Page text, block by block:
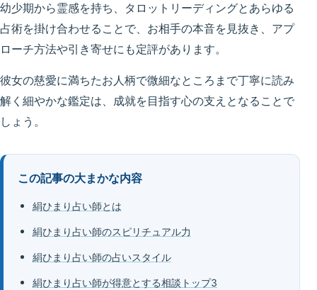
幼少期から霊感を持ち、タロットリーディングとあらゆる
占術を掛け合わせることで、お相手の本音を見抜き、アプ
ローチ方法や引き寄せにも定評があります。
彼女の慈愛に満ちたお人柄で微細なところまで丁寧に読み
解く細やかな鑑定は、成就を目指す心の支えとなることで
しょう。
この記事の大まかな内容
絹ひまり占い師とは
絹ひまり占い師のスピリチュアル力
絹ひまり占い師の占いスタイル
絹ひまり占い師が得意とする相談トップ3